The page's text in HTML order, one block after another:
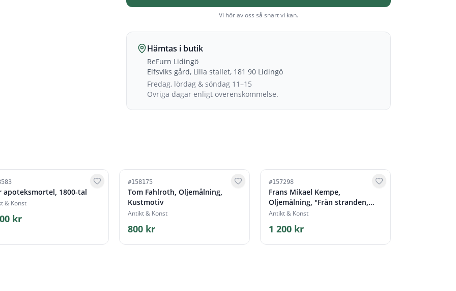
Vi hör av oss så snart vi kan.
Hämtas i butik
ReFurn Lidingö
Elfsviks gård, Lilla stallet, 181 90 Lidingö
Fredag, lördag & söndag 11–15
Övriga dagar enligt överenskommelse.
apoteksmortel, 1800-tal
& Konst
kr
#158175
Tom Fahlroth, Oljemålning,
Kustmotiv
Antikt & Konst
800 kr
#157298
Frans Mikael Kempe,
Oljemålning, "Från stranden,
Hov"
Antikt & Konst
1 200 kr